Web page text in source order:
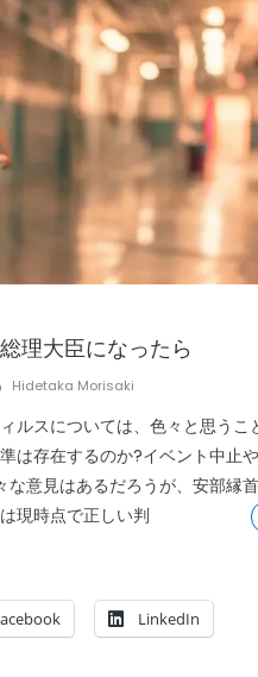
理大臣になったら
Author
Hidetaka Morisaki
ルスについては、色々と思うこ
は存在するのか?イベント中止
な意見はあるだろうが、安部縁
現時点で正しい判
LinkedIn